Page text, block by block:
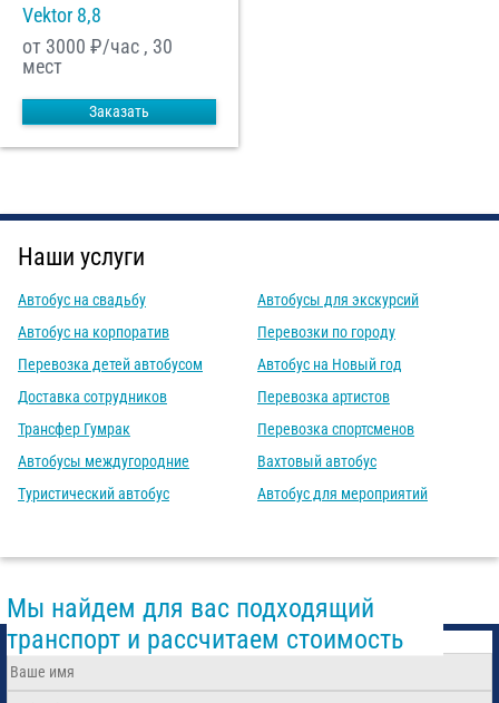
Vektor 8,8
от 3000 ₽/час , 30
мест
Заказать
Наши услуги
Автобус на свадьбу
Автобус на корпоратив
Перевозка детей автобусом
Доставка сотрудников
Трансфер Гумрак
Автобусы междугородние
Туристический автобус
Автобусы для экскурсий
Перевозки по городу
Автобус на Новый год
Перевозка артистов
Перевозка спортсменов
Вахтовый автобус
Автобус для мероприятий
Мы найдем для вас подходящий
транспорт и рассчитаем стоимость